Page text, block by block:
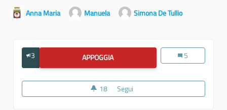
Anna Maria Manuela Simona De Tullio
3 APPOGGIACONSULTAZIONE PUBBLICA PER LA
Consultazione
5
18 18 sostenitori
Segui